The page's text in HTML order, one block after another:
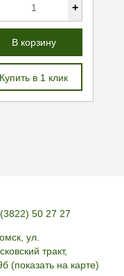
+
В корзину
Купить в 1 клик
50 27 27
ул.
тракт,
(показать на карте)